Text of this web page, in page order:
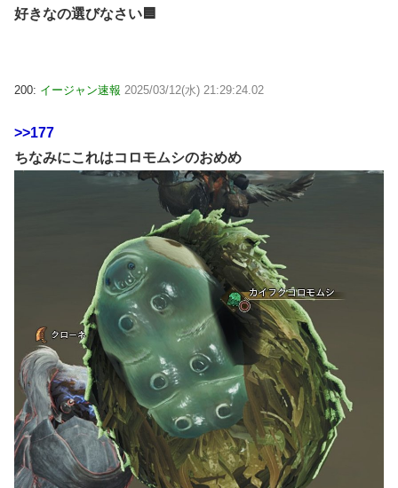
好きなの選びなさい🟦
200: イージャン速報 2025/03/12(水) 21:29:24.02
>>177
ちなみにこれはコロモムシのおめめ